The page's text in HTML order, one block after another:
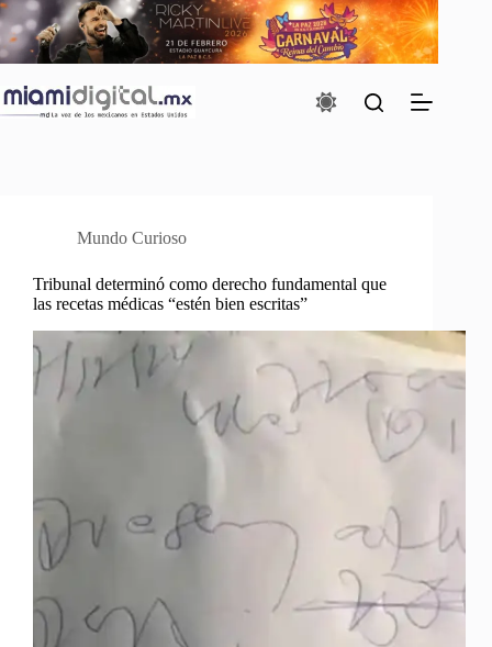
Saltar
al
contenido
Mundo Curioso
Tribunal determinó como derecho fundamental que
las recetas médicas “estén bien escritas”